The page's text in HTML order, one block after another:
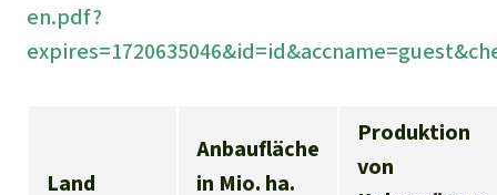
en.pdf?
Land
Anbaufläche
in Mio. ha.
Produktion
von